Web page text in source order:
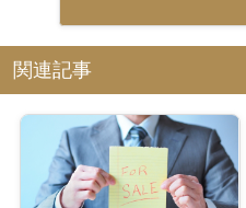
関連記事